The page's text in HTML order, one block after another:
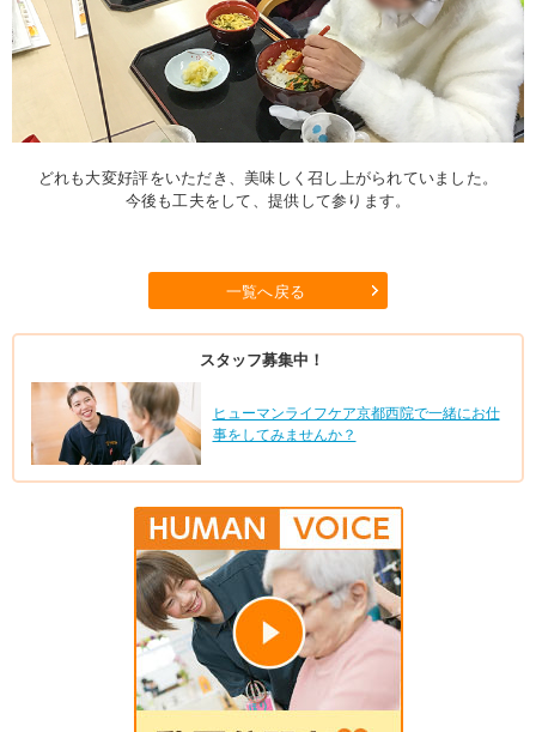
どれも大変好評をいただき、美味しく召し上がられていました。
今後も工夫をして、提供して参ります。
一覧へ戻る
スタッフ募集中！
ヒューマンライフケア京都西院で一緒にお仕
事をしてみませんか？